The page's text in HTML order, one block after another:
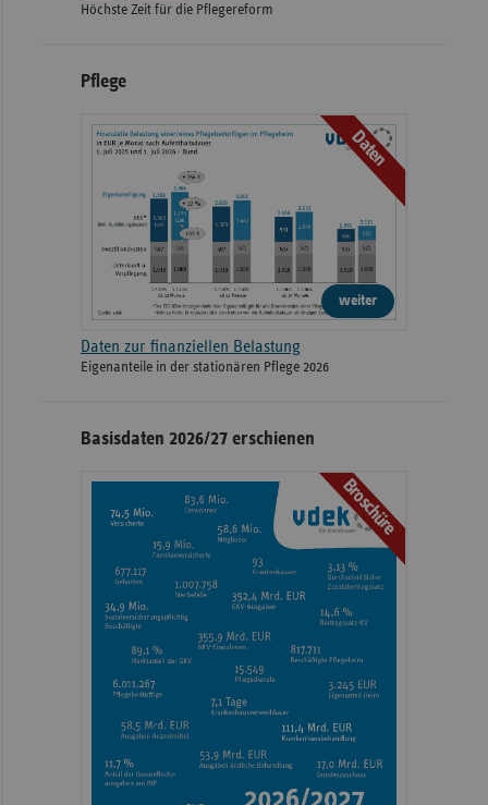
Höchste Zeit für die Pflegereform
Pflege
Daten
weiter
Daten zur finanziellen Belastung
Eigenanteile in der stationären Pflege 2026
Basisdaten 2026/27 erschienen
Broschüre